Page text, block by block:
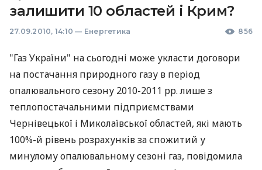
залишити 10 областей і Крим?
27.09.2010, 14:10 — Енергетика 856
"Газ України" на сьогодні може укласти договори
на постачання природного газу в період
опалювального сезону 2010-2011 рр. лише з
теплопостачальними підприємствами
Чернівецької і Миколаївської областей, які мають
100%-й рівень розрахунків за спожитий у
минулому опалювальному сезоні газ, повідомила